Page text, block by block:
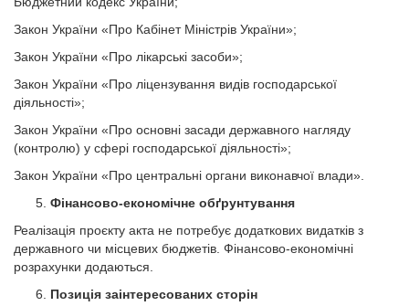
Закон України «Про Кабінет Міністрів України»;
Закон України «Про лікарські засоби»;
Закон України «Про ліцензування видів господарської
діяльності»;
Закон України «Про основні засади державного нагляду
(контролю) у сфері господарської діяльності»;
Закон України «Про центральні органи виконавчої влади».
Фінансово-економічне обґрунтування
Реалізація проєкту акта не потребує додаткових видатків з
державного чи місцевих бюджетів. Фінансово-економічні
розрахунки додаються.
Позиція заінтересованих сторін